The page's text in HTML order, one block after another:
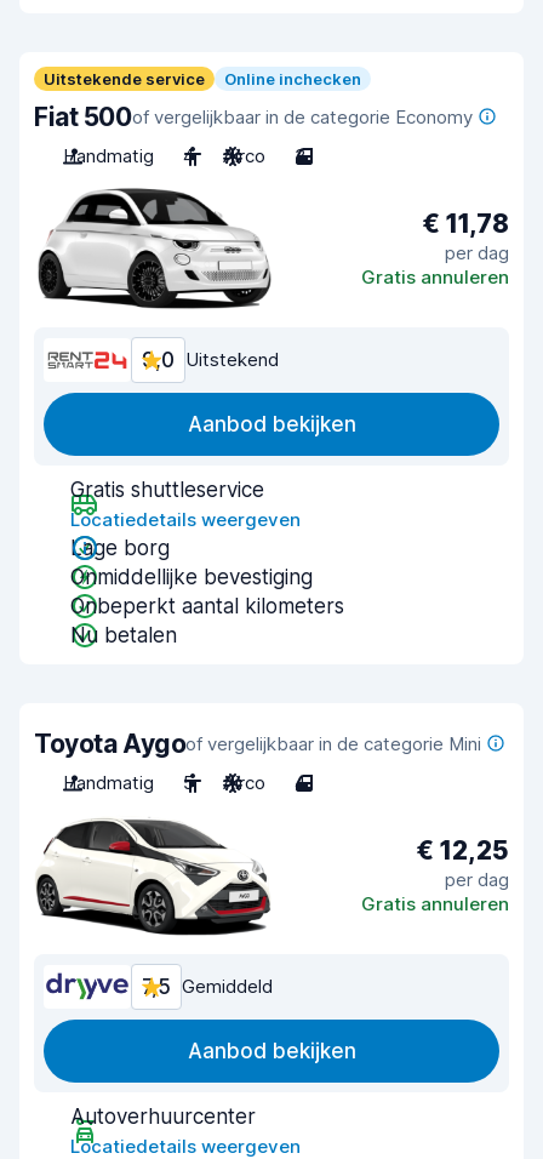
Uitstekende service Online inchecken
Fiat 500of vergelijkbaar in de categorie Economy
Handmatig
4 Airco 3
€ 11,78
per dag
Gratis annuleren
9,0 Uitstekend
Aanbod bekijken
Gratis shuttleservice
Locatiedetails weergeven
Lage borg
Onmiddellijke bevestiging
Onbeperkt aantal kilometers
Nu betalen
Toyota Aygoof vergelijkbaar in de categorie Mini
Handmatig
5 Airco 4
€ 12,25
per dag
Gratis annuleren
7,5 Gemiddeld
Aanbod bekijken
Autoverhuurcenter
Locatiedetails weergeven